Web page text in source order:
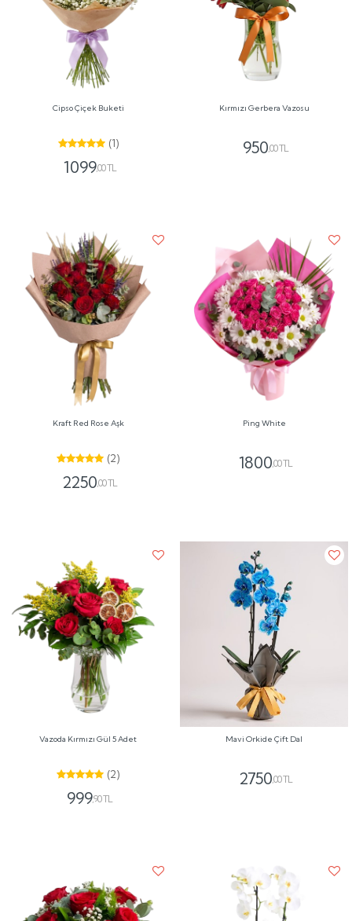
Cipso Çiçek Buketi
(1)
1099,00 TL
Kırmızı Gerbera Vazosu
950,00 TL
Kraft Red Rose Aşk
(2)
2250,00 TL
Ping White
1800,00 TL
Vazoda Kırmızı Gül 5 Adet
(2)
999,90 TL
Mavi Orkide Çift Dal
2750,00 TL